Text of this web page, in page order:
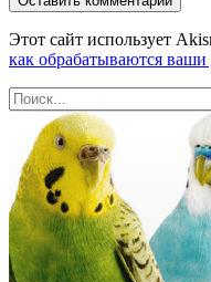
Этот сайт использует
как обрабатываются